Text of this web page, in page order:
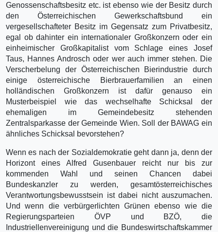
Genossenschaftsbesitz etc. ist ebenso wie der Besitz durch
den Österreichischen Gewerkschaftsbund ein
vergesellschafteter Besitz im Gegensatz zum Privatbesitz,
egal ob dahinter ein internationaler Großkonzern oder ein
einheimischer Großkapitalist vom Schlage eines Josef
Taus, Hannes Androsch oder wer auch immer stehen. Die
Verscherbelung der Österreichischen Bierindustrie durch
einige österreichische Bierbrauerfamilien an einen
holländischen Großkonzern ist dafür genauso ein
Musterbeispiel wie das wechselhafte Schicksal der
ehemaligen im Gemeindebesitz stehenden
Zentralsparkasse der Gemeinde Wien. Soll der BAWAG ein
ähnliches Schicksal bevorstehen?
Wenn es nach der Sozialdemokratie geht dann ja, denn der
Horizont eines Alfred Gusenbauer reicht nur bis zur
kommenden Wahl und seinen Chancen dabei
Bundeskanzler zu werden, gesamtösterreichisches
Verantwortungsbewusstsein ist dabei nicht auszumachen.
Und wenn die verbürgerlichten Grünen ebenso wie die
Regierungsparteien ÖVP und BZÖ, die
Industriellenvereinigung und die Bundeswirtschaftskammer